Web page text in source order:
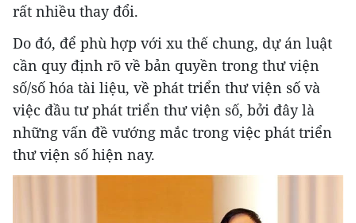
rất nhiều thay đổi.
Do đó, để phù hợp với xu thế chung, dự án luật
cần quy định rõ về bản quyền trong thư viện
số/số hóa tài liệu, về phát triển thư viện số và
việc đầu tư phát triển thư viện số, bởi đây là
những vấn đề vướng mắc trong việc phát triển
thư viện số hiện nay.